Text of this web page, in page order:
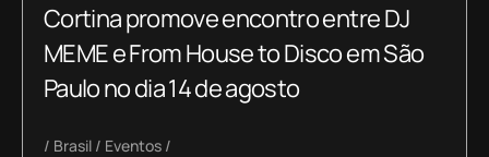
Cortina promove encontro entre DJ
MEME e From House to Disco em São
Paulo no dia 14 de agosto
Brasil Eventos